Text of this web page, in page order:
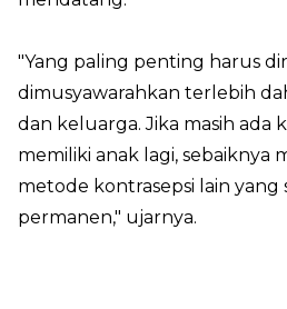
"Yang paling penting harus
dimusyawarahkan terlebih
dan keluarga. Jika masih ada
memiliki anak lagi, sebaiknya
metode kontrasepsi lain yang
permanen," ujarnya.